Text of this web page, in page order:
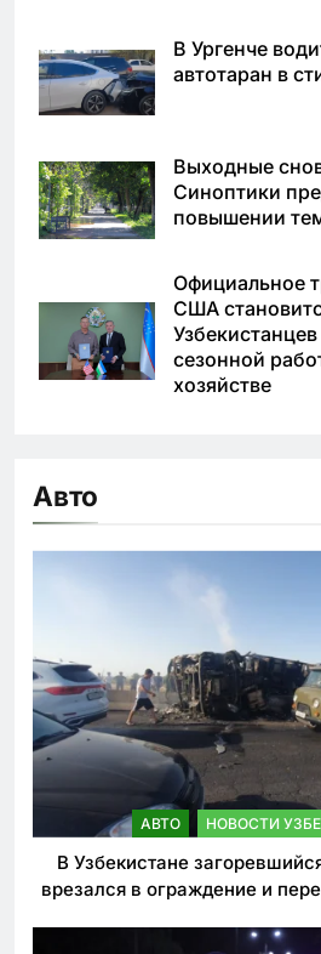
В Ургенче
автотаран в
Выходные
Синоптики
повышении
Официальное
США
сезонной
хозяйстве
Авто
АВТО НОВОСТИ
В Узбекистане
врезался в ограждение и